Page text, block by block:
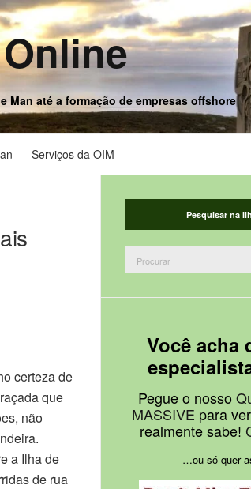
Man até a formação de empresas offshore
Serviços da OIM
certeza de
que
não
a Ilha de
de rua
Pesquisar na
Você acha
Pegue o nosso
MASSIVE para
realmente sabe!
…ou só quer